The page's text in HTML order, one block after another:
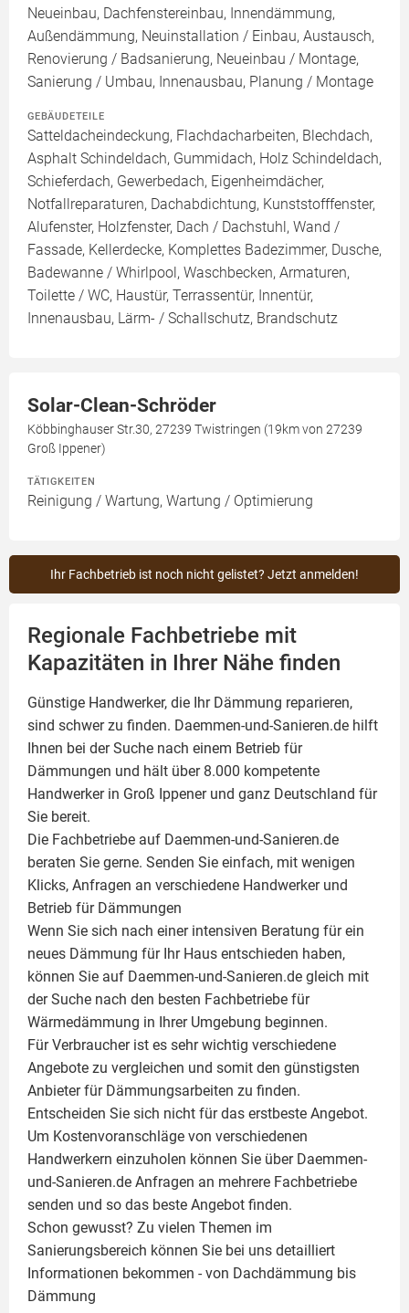
Neueinbau, Dachfenstereinbau, Innendämmung,
Außendämmung, Neuinstallation / Einbau, Austausch,
Renovierung / Badsanierung, Neueinbau / Montage,
Sanierung / Umbau, Innenausbau, Planung / Montage
GEBÄUDETEILE
Satteldacheindeckung, Flachdacharbeiten, Blechdach,
Asphalt Schindeldach, Gummidach, Holz Schindeldach,
Schieferdach, Gewerbedach, Eigenheimdächer,
Notfallreparaturen, Dachabdichtung, Kunststofffenster,
Alufenster, Holzfenster, Dach / Dachstuhl, Wand /
Fassade, Kellerdecke, Komplettes Badezimmer, Dusche,
Badewanne / Whirlpool, Waschbecken, Armaturen,
Toilette / WC, Haustür, Terrassentür, Innentür,
Innenausbau, Lärm- / Schallschutz, Brandschutz
Solar-Clean-Schröder
Köbbinghauser Str.30, 27239 Twistringen (19km von 27239
Groß Ippener)
TÄTIGKEITEN
Reinigung / Wartung, Wartung / Optimierung
Ihr Fachbetrieb ist noch nicht gelistet? Jetzt anmelden!
Regionale Fachbetriebe mit
Kapazitäten in Ihrer Nähe finden
Günstige Handwerker, die Ihr Dämmung reparieren,
sind schwer zu finden. Daemmen-und-Sanieren.de hilft
Ihnen bei der Suche nach einem Betrieb für
Dämmungen und hält über 8.000 kompetente
Handwerker in Groß Ippener und ganz Deutschland für
Sie bereit.
Die Fachbetriebe auf Daemmen-und-Sanieren.de
beraten Sie gerne. Senden Sie einfach, mit wenigen
Klicks, Anfragen an verschiedene Handwerker und
Betrieb für Dämmungen
Wenn Sie sich nach einer intensiven Beratung für ein
neues Dämmung für Ihr Haus entschieden haben,
können Sie auf Daemmen-und-Sanieren.de gleich mit
der Suche nach den besten Fachbetriebe für
Wärmedämmung in Ihrer Umgebung beginnen.
Für Verbraucher ist es sehr wichtig verschiedene
Angebote zu vergleichen und somit den günstigsten
Anbieter für Dämmungsarbeiten zu finden.
Entscheiden Sie sich nicht für das erstbeste Angebot.
Um Kostenvoranschläge von verschiedenen
Handwerkern einzuholen können Sie über Daemmen-
und-Sanieren.de Anfragen an mehrere Fachbetriebe
senden und so das beste Angebot finden.
Schon gewusst? Zu vielen Themen im
Sanierungsbereich können Sie bei uns detailliert
Informationen bekommen - von Dachdämmung bis
Dämmung